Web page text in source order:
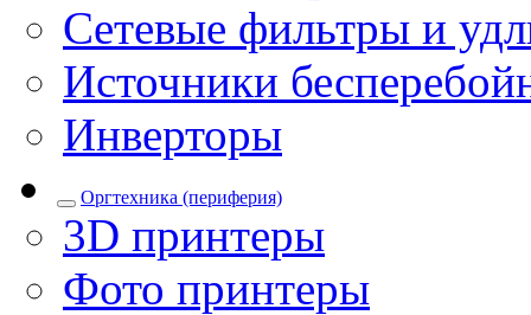
Сетевые фильтры и
Источники
Инверторы
Оргтехника (периферия)
3D принтеры
Фото принтеры